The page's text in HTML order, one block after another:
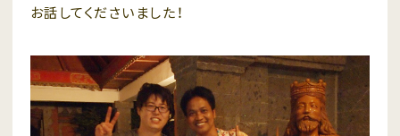
お話してくださいました！